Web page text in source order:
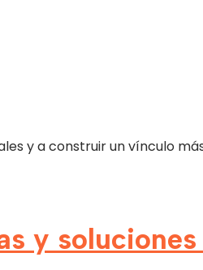
y a construir un vínculo
y